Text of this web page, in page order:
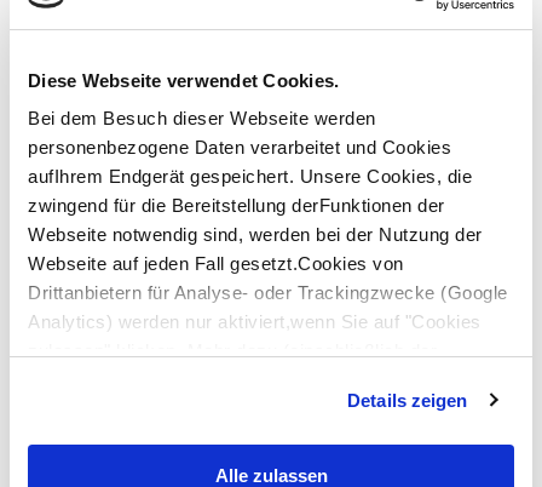
Diese Webseite verwendet Cookies.
Bei dem Besuch dieser Webseite werden
personenbezogene Daten verarbeitet und Cookies
aufIhrem Endgerät gespeichert. Unsere Cookies, die
zwingend für die Bereitstellung derFunktionen der
Webseite notwendig sind, werden bei der Nutzung der
Webseite auf jeden Fall gesetzt.Cookies von
Drittanbietern für Analyse- oder Trackingzwecke (Google
Analytics) werden nur aktiviert,wenn Sie auf "Cookies
Datenschutzerklärung—
Impressum.
Details zeigen
Alle zulassen
Nachricht